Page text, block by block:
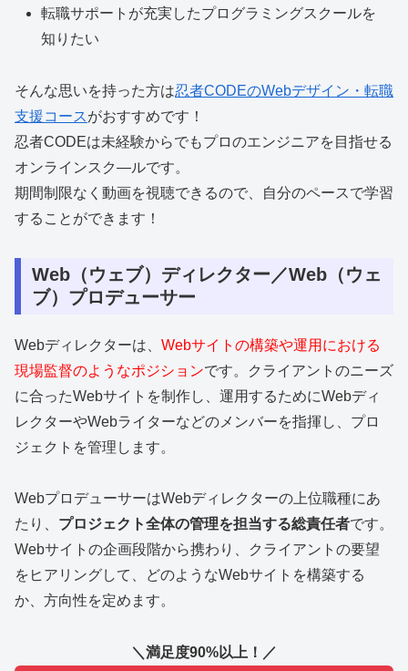
転職サポートが充実したプログラミングスクールを
知りたい
そんな思いを持った方は忍者CODEのWebデザイン・転職
支援コースがおすすめです！
忍者CODEは未経験からでもプロのエンジニアを目指せる
オンラインスク―ルです。
期間制限なく動画を視聴できるので、自分のペースで学習
することができます！
Web（ウェブ）ディレクター／Web（ウェ
ブ）プロデューサー
Webディレクターは、 Webサイトの構築や運用における
現場監督のようなポジションです。クライアントのニーズ
に合ったWebサイトを制作し、運用するためにWebディ
レクターやWebライターなどのメンバーを指揮し、プロ
ジェクトを管理します。
WebプロデューサーはWebディレクターの上位職種にあ
たり、 プロジェクト全体の管理を担当する総責任者です。
Webサイトの企画段階から携わり、クライアントの要望
をヒアリングして、どのようなWebサイトを構築する
か、方向性を定めます。
＼満足度90%以上！／